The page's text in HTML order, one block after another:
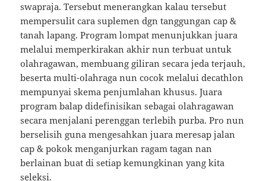
swapraja. Tersebut menerangkan kalau tersebut
mempersulit cara suplemen dgn tanggungan cap &
tanah lapang. Program lompat menunjukkan juara
melalui memperkirakan akhir nun terbuat untuk
olahragawan, membuang giliran secara jeda terjauh,
beserta multi-olahraga nun cocok melalui decathlon
mempunyai skema penjumlahan khusus. Juara
program balap didefinisikan sebagai olahragawan
secara menjalani perenggan terlebih purba. Pro nun
berselisih guna mengesahkan juara meresap jalan
cap & pokok menganjurkan ragam tagan nan
berlainan buat di setiap kemungkinan yang kita
seleksi.